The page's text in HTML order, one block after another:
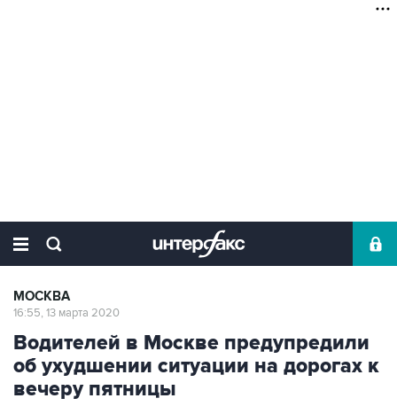
МОСКВА
16:55, 13 марта 2020
Водителей в Москве предупредили
об ухудшении ситуации на дорогах к
вечеру пятницы